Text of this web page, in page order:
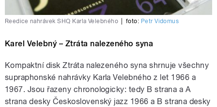
Reedice nahrávek SHQ Karla Velebného foto: Petr Vidomus
Karel Velebný – Ztráta nalezeného syna
Kompaktní disk Ztráta nalezeného syna shrnuje všechny
supraphonské nahrávky Karla Velebného z let 1966 a
1967. Jsou řazeny chronologicky: tedy B strana a A
strana desky Československý jazz 1966 a B strana desky